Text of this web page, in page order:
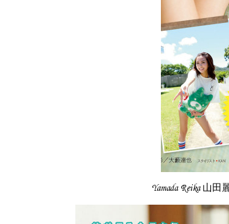
Yamada Reika 山